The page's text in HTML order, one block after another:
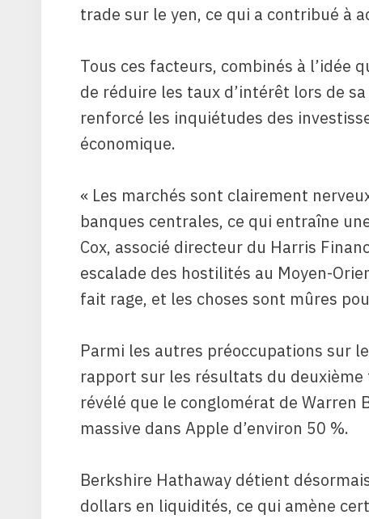
trade sur le yen, ce qui a contribué à
Tous ces facteurs, combinés à l’idée
de réduire les taux d’intérêt lors de
renforcé les inquiétudes des
économique.
« Les marchés sont clairement
banques centrales, ce qui entraîne
Cox, associé directeur du Harris
escalade des hostilités au Moyen-
fait rage, et les choses sont mûres
Parmi les autres préoccupations sur
rapport sur les résultats du
révélé que le conglomérat de
massive dans Apple d’environ 50 %.
Berkshire Hathaway détient
dollars en liquidités, ce qui amène